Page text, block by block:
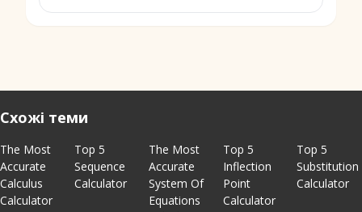
Схожі теми
The Most
Accurate
Calculus
Calculator
Top 5
Sequence
Calculator
The Most
Accurate
System Of
Equations
Top 5
Inflection
Point
Calculator
Top 5
Substitution
Calculator